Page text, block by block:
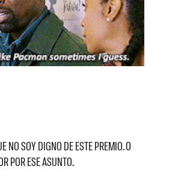
NO SOY DIGNO DE ESTE PREMIO. O
POR ESE ASUNTO.